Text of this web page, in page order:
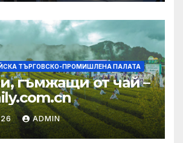
ТЪРГОВСКО-ПРОМИШЛЕНА ПАЛАТА
гъмжащи от чай –
ADMIN